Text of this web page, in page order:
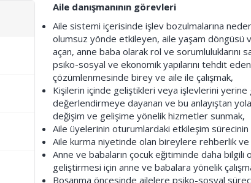
Aile danışmanının görevleri
Aile sistemi içerisinde işlev bozulmalarına
olumsuz yönde etkileyen, aile yaşam döngüsü
açan, anne baba olarak rol ve sorumluluklarını
psiko-sosyal ve ekonomik yapılarını tehdit
çözümlenmesinde birey ve aile ile çalışmak,
Kişilerin içinde geliştikleri veya işlevlerini
değerlendirmeye dayanan ve bu anlayıştan
değişim ve gelişime yönelik hizmetler sunmak,
Aile üyelerinin oturumlardaki etkileşim sürecinin
Aile kurma niyetinde olan bireylere rehberlik
Anne ve babaların çocuk eğitiminde daha
geliştirmesi için anne ve babalara yönelik
Boşanma öncesinde ailelere psiko-sosyal